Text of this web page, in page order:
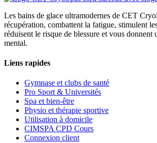
Les bains de glace ultramodernes de CET
récupération, combattent la fatigue, stimulent
réduisent le risque de blessure et vous donnent
mental.
Liens rapides
Gymnase et clubs de santé
Pro Sport & Universités
Spa et bien-être
Physio et thérapie sportive
Utilisation à domicile
CIMSPA CPD Cours
Connexion client